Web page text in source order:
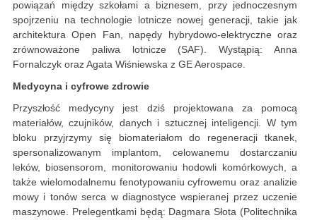
powiązań między szkołami a biznesem, przy jednoczesnym
spojrzeniu na technologie lotnicze nowej generacji, takie jak
architektura Open Fan, napędy hybrydowo-elektryczne oraz
zrównoważone paliwa lotnicze (SAF). Wystąpią: Anna
Fornalczyk oraz Agata Wiśniewska z GE Aerospace.
Medycyna i cyfrowe zdrowie
Przyszłość medycyny jest dziś projektowana za pomocą
materiałów, czujników, danych i sztucznej inteligencji. W tym
bloku przyjrzymy się biomateriałom do regeneracji tkanek,
spersonalizowanym implantom, celowanemu dostarczaniu
leków, biosensorom, monitorowaniu hodowli komórkowych, a
także wielomodalnemu fenotypowaniu cyfrowemu oraz analizie
mowy i tonów serca w diagnostyce wspieranej przez uczenie
maszynowe. Prelegentkami będą: Dagmara Słota (Politechnika